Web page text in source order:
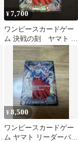
¥7,700
ワンピースカードゲー
ム 決戦の刻 ヤマト リ
ーダーパラレル
¥8,500
ワンピースカードゲー
ム ヤマト リーダーパラ